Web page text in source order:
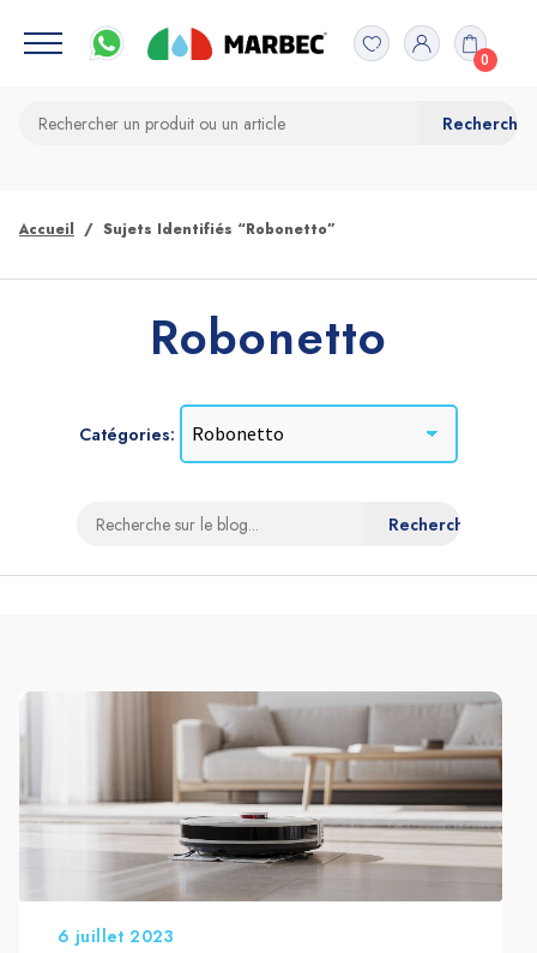
0
Accueil Sujets Identifiés “Robonetto”
Robonetto
Catégories:
6 juillet 2023